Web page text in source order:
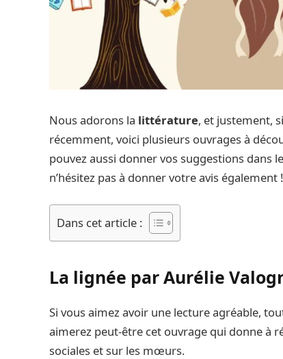
Nous adorons la littérature, et justement,
récemment, voici plusieurs ouvrages à
pouvez aussi donner vos suggestions dans
n’hésitez pas à donner votre avis également !
Dans cet article :
La lignée par Aurélie
Si vous aimez avoir une lecture agréable,
aimerez peut-être cet ouvrage qui donne à
sociales et sur les mœurs.